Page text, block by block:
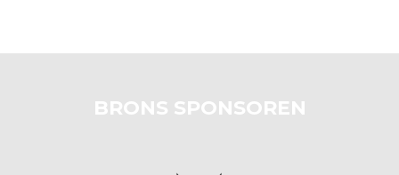
BRONS SPONSOREN